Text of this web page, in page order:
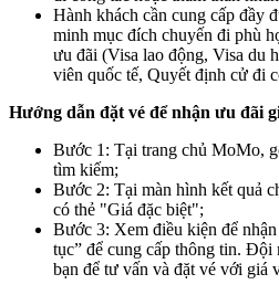
Hành khách cần cung cấp đầy
minh mục đích chuyến đi phù
ưu đãi (Visa lao động, Visa du
viên quốc tế, Quyết định cử đi
Hướng dẫn đặt vé để nhận ưu đãi
Bước 1: Tại trang chủ MoMo,
tìm kiếm;
Bước 2: Tại màn hình kết quả
có thẻ "Giá đặc biệt";
Bước 3: Xem điều kiện để
tục” để cung cấp thông tin.
bạn để tư vấn và đặt vé với giá